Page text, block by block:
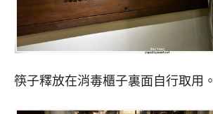
筷子釋放在消毒櫃子裏面自行取用。